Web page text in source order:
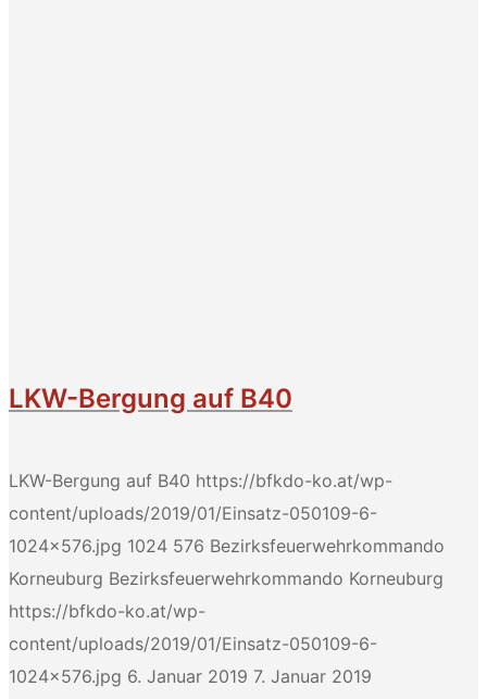
LKW-Bergung auf B40
LKW-Bergung auf B40 https://bfkdo-ko.at/wp-
content/uploads/2019/01/Einsatz-050109-6-
1024x576.jpg 1024 576 Bezirksfeuerwehrkommando
Korneuburg Bezirksfeuerwehrkommando Korneuburg
https://bfkdo-ko.at/wp-
content/uploads/2019/01/Einsatz-050109-6-
1024x576.jpg 6. Januar 2019 7. Januar 2019